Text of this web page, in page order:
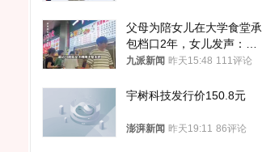
父母为陪女儿在大学食堂承
包档口2年，女儿发声：初
衷是为了陪伴，毕业后将不
九派新闻 昨天15:48 111评论
宇树科技发行价150.8元
澎湃新闻 昨天19:11 86评论